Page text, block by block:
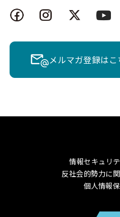
メルマガ登録はこ
情報セキュリ
反社会的勢力に
個人情報